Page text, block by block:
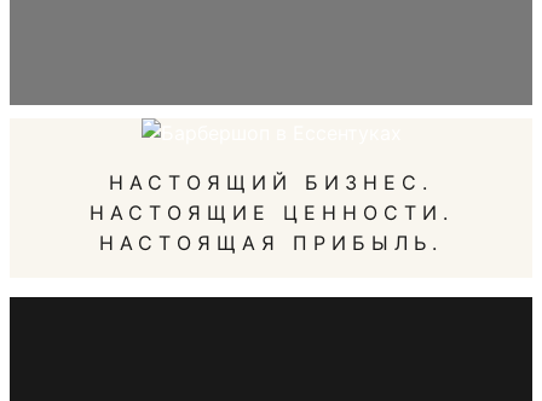
НАСТОЯЩИЙ БИЗНЕС.
НАСТОЯЩИЕ ЦЕННОСТИ.
НАСТОЯЩАЯ ПРИБЫЛЬ.